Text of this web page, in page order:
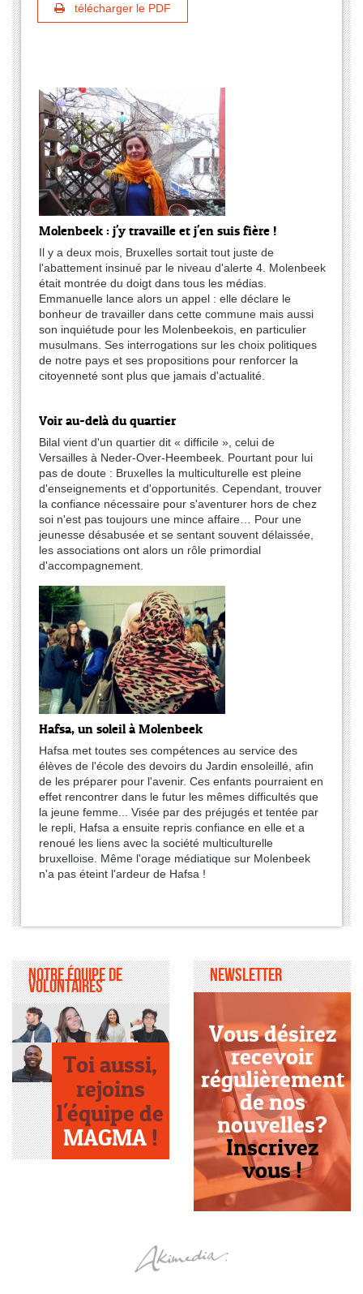
télécharger le PDF
Molenbeek : j'y travaille et j'en suis fière !
Il y a deux mois, Bruxelles sortait tout juste de
l'abattement insinué par le niveau d'alerte 4. Molenbeek
était montrée du doigt dans tous les médias.
Emmanuelle lance alors un appel : elle déclare le
bonheur de travailler dans cette commune mais aussi
son inquiétude pour les Molenbeekois, en particulier
musulmans. Ses interrogations sur les choix politiques
de notre pays et ses propositions pour renforcer la
citoyenneté sont plus que jamais d'actualité.
Voir au-delà du quartier
Bilal vient d'un quartier dit « difficile », celui de
Versailles à Neder-Over-Heembeek. Pourtant pour lui
pas de doute : Bruxelles la multiculturelle est pleine
d'enseignements et d'opportunités. Cependant, trouver
la confiance nécessaire pour s'aventurer hors de chez
soi n'est pas toujours une mince affaire… Pour une
jeunesse désabusée et se sentant souvent délaissée,
les associations ont alors un rôle primordial
d'accompagnement.
Hafsa, un soleil à Molenbeek
Hafsa met toutes ses compétences au service des
élèves de l'école des devoirs du Jardin ensoleillé, afin
de les préparer pour l'avenir. Ces enfants pourraient en
effet rencontrer dans le futur les mêmes difficultés que
la jeune femme... Visée par des préjugés et tentée par
le repli, Hafsa a ensuite repris confiance en elle et a
renoué les liens avec la société multiculturelle
bruxelloise. Même l'orage médiatique sur Molenbeek
n'a pas éteint l'ardeur de Hafsa !
Notre équipe de
volontaires
Toi aussi,
rejoins
l'équipe de
MAGMA !
Newsletter
Vous désirez
recevoir
régulièrement
de nos
nouvelles?
Inscrivez
vous !